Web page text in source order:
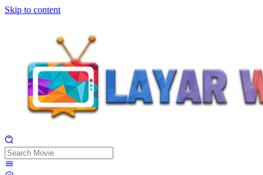
Skip to content